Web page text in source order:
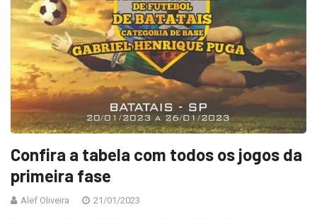
Confira a tabela com todos os jogos da
primeira fase
Alef Oliveira 21/01/2023